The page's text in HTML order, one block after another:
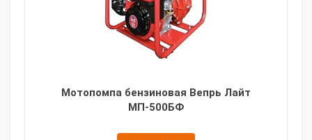
Мотопомпа бензиновая Вепрь Лайт
МП-500БФ